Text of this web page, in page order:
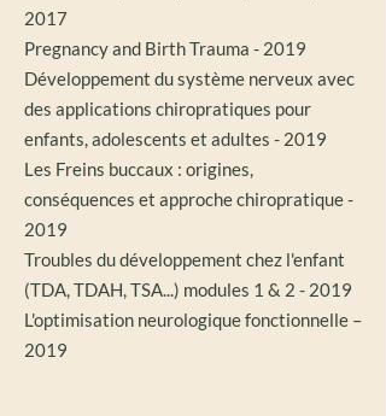
2017
Pregnancy and Birth Trauma - 2019
Développement du système nerveux avec
des applications chiropratiques pour
enfants, adolescents et adultes - 2019
Les Freins buccaux : origines,
conséquences et approche chiropratique -
2019
Troubles du développement chez l'enfant
(TDA, TDAH, TSA...) modules 1 & 2 - 2019
L'optimisation neurologique fonctionnelle –
2019